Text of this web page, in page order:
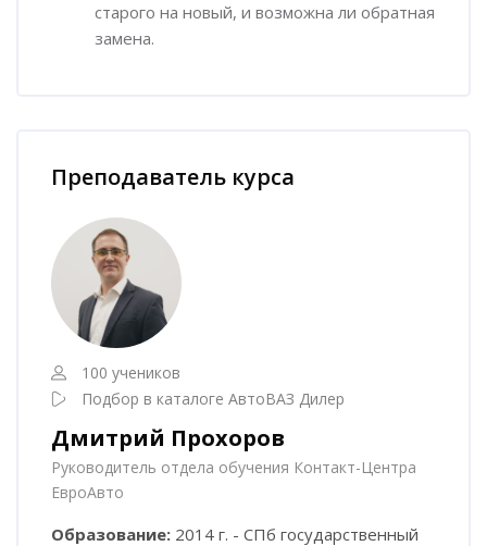
старого на новый, и возможна ли обратная
замена.
Преподаватель курса
100 учеников
Подбор в каталоге АвтоВАЗ Дилер
Дмитрий Прохоров
Руководитель отдела обучения Контакт-Центра
ЕвроАвто
Образование: 2014 г. - СПб государственный